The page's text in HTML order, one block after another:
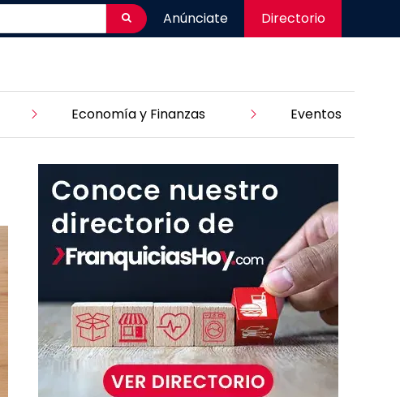
Anúnciate Directorio
Economía y Finanzas Eventos